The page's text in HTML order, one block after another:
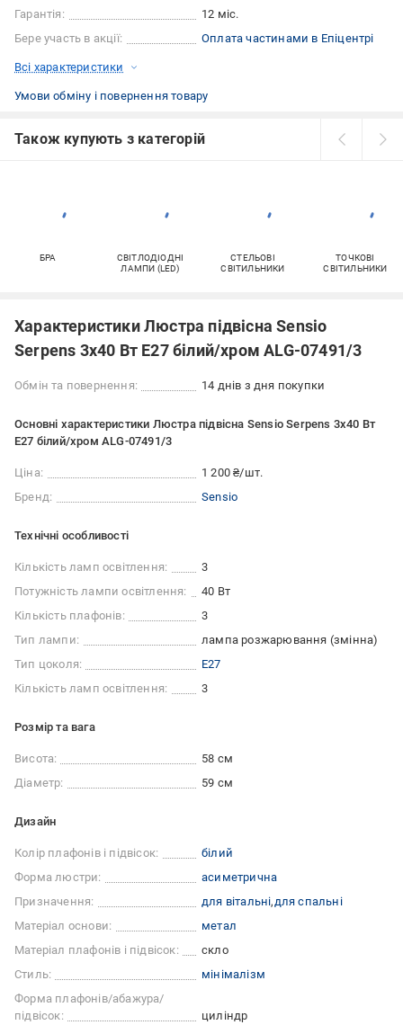
Гарантія:
12 міс.
Бере участь в акції:
Оплата частинами в Епіцентрі
Всі характеристики
Умови обміну і повернення товару
Також купують з категорій
БРА
СВІТЛОДІОДНІ
ЛАМПИ (LED)
СТЕЛЬОВІ
СВІТИЛЬНИКИ
ТОЧКОВІ
СВІТИЛЬНИКИ
Характеристики Люстра підвісна Sensio
Serpens 3x40 Вт E27 білий/хром ALG-07491/3
Обмін та повернення: 14 днів з дня покупки
Основні характеристики Люстра підвісна Sensio Serpens 3x40 Вт
E27 білий/хром ALG-07491/3
Ціна:
1 200 ₴/шт.
Бренд:
Sensio
Технічні особливості
Кількість ламп освітлення:
3
Потужність лампи освітлення:
40 Вт
Кількість плафонів:
3
Тип лампи:
лампа розжарювання (змінна)
Тип цоколя:
E27
Кількість ламп освітлення:
3
Розмір та вага
Висота:
58 см
Діаметр:
59 см
Дизайн
Колір плафонів і підвісок:
білий
Форма люстри:
асиметрична
Призначення:
для вітальні для спальні
Матеріал основи:
метал
Матеріал плафонів і підвісок:
скло
Стиль:
мінімалізм
Форма плафонів/абажура/
підвісок:
циліндр